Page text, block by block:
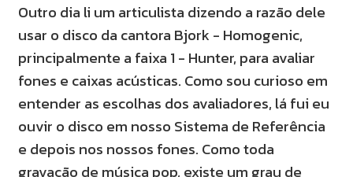
Outro dia li um articulista dizendo a razão dele
usar o disco da cantora Bjork - Homogenic,
principalmente a faixa 1 - Hunter, para avaliar
fones e caixas acústicas. Como sou curioso em
entender as escolhas dos avaliadores, lá fui eu
ouvir o disco em nosso Sistema de Referência
e depois nos nossos fones. Como toda
gravação de música pop, existe um grau de